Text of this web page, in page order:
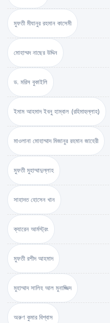
মুফতী মীযানুর রহমান কাসেমী
মোহাম্মদ নাছের উদ্দিন
ড. মরিস বুকাইলি
ইমাম আহমাদ ইবনু হাম্বাল (রহিমাহুল্লাহ)
মাওলানা মোহাম্মাদ মিজানুর রহমান জাহেরী
মুফতী মুহাম্মাদুল্লাহ
সাহাদত হোসেন খান
ক্যারেন আর্মস্ট্রং
মুফতী রশীদ আহমাদ
মুহাম্মাদ সালিহ আল মুনাজ্জিদ
অরুণ কুমার বিশ্বাস